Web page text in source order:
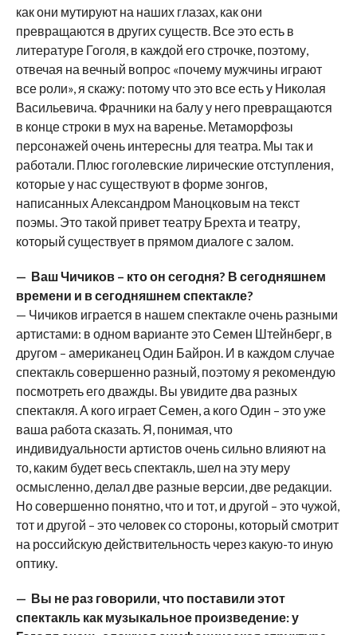
как они мутируют на наших глазах, как они
превращаются в других существ. Все это есть в
литературе Гоголя, в каждой его строчке, поэтому,
отвечая на вечный вопрос «почему мужчины играют
все роли», я скажу: потому что это все есть у Николая
Васильевича. Фрачники на балу у него превращаются
в конце строки в мух на варенье. Метаморфозы
персонажей очень интересны для театра. Мы так и
работали. Плюс гоголевские лирические отступления,
которые у нас существуют в форме зонгов,
написанных Александром Маноцковым на текст
поэмы. Это такой привет театру Брехта и театру,
который существует в прямом диалоге с залом.
— Ваш Чичиков – кто он сегодня? В сегодняшнем
времени и в сегодняшнем спектакле?
— Чичиков играется в нашем спектакле очень разными
артистами: в одном варианте это Семен Штейнберг, в
другом – американец Один Байрон. И в каждом случае
спектакль совершенно разный, поэтому я рекомендую
посмотреть его дважды. Вы увидите два разных
спектакля. А кого играет Семен, а кого Один – это уже
ваша работа сказать. Я, понимая, что
индивидуальности артистов очень сильно влияют на
то, каким будет весь спектакль, шел на эту меру
осмысленно, делал две разные версии, две редакции.
Но совершенно понятно, что и тот, и другой – это чужой,
тот и другой – это человек со стороны, который смотрит
на российскую действительность через какую-то иную
оптику.
— Вы не раз говорили, что поставили этот
спектакль как музыкальное произведение: у